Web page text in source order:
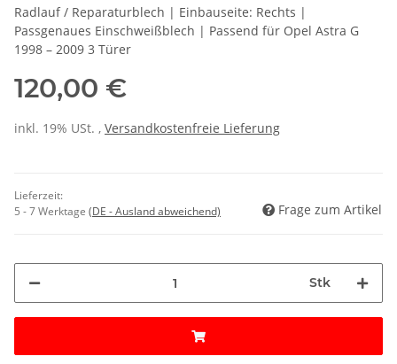
Radlauf / Reparaturblech | Einbauseite: Rechts |
Passgenaues Einschweißblech | Passend für Opel Astra G
1998 – 2009 3 Türer
120,00 €
inkl. 19% USt. , Versandkostenfreie Lieferung
Lieferzeit:
5 - 7 Werktage (DE - Ausland abweichend) Frage zum Artikel
Stk